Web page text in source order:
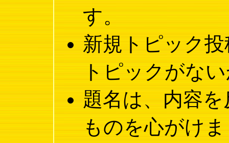
す。
新規トピック
トピックがな
題名は、内容
ものを心がけ